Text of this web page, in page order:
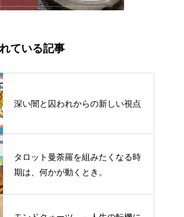
ている記事
深い闇と囚われからの新しい視点
タロット曼荼羅を組みたくなる時
期は、何かが動くとき。